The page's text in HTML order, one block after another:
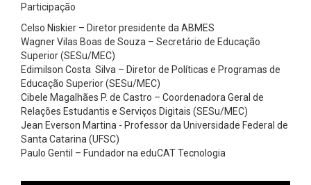
Participação
Celso Niskier – Diretor presidente da ABMES
Wagner Vilas Boas de Souza – Secretário de Educação
Superior (SESu/MEC)
Edimilson Costa Silva – Diretor de Políticas e Programas de
Educação Superior (SESu/MEC)
Cibele Magalhães P. de Castro – Coordenadora Geral de
Relações Estudantis e Serviços Digitais (SESu/MEC)
Jean Everson Martina - Professor da Universidade Federal de
Santa Catarina (UFSC)
Paulo Gentil – Fundador na eduCAT Tecnologia